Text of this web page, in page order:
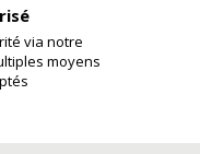
via notre
moyens